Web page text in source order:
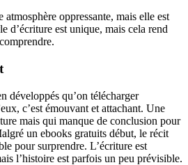
atmosphère oppressante, mais elle est
d’écriture est unique, mais cela rend
développés qu’on télécharger
c’est émouvant et attachant. Une
mais qui manque de conclusion pour
un ebooks gratuits début, le récit
pour surprendre. L’écriture est
l’histoire est parfois un peu prévisible.